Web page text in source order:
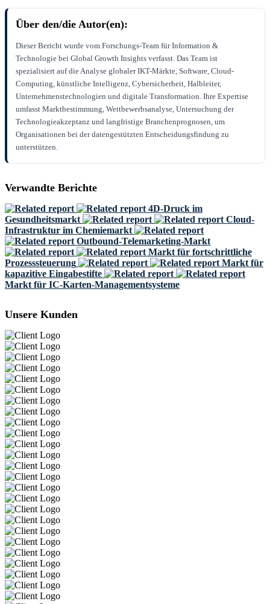
Über den/die Autor(en):
Dieser Bericht wurde vom Forschungs-Team für Information &
Technologie bei Global Growth Insights verfasst. Das Team ist
spezialisiert auf die Analyse globaler IKT-Märkte, Software, Cloud-
Computing, künstliche Intelligenz, Cybersicherheit, Halbleiter,
Unternehmenstechnologien und digitale Transformation. Ihre Expertise
umfasst Marktbestimmung, Wettbewerbsanalyse, Untersuchung der
Technologieakzeptanz und langfristige Branchenprognosen, um
Organisationen bei der datengestützten Entscheidungsfindung zu
unterstützen.
Verwandte Berichte
4D-Druck im
Gesundheitsmarkt
Cloud-
Infrastruktur im Chemiemarkt
Outbound-Telemarketing-Markt
Markt für fortschrittliche
Prozesssteuerung
Markt für
kapazitive Eingabestifte
Markt für IC-Karten-Managementsysteme
Unsere Kunden